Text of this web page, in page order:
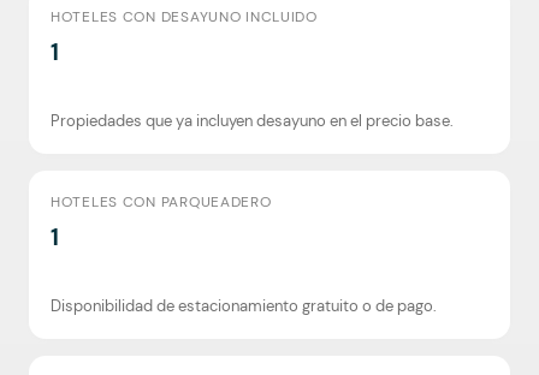
HOTELES CON DESAYUNO INCLUIDO
1
Propiedades que ya incluyen desayuno en el precio base.
HOTELES CON PARQUEADERO
1
Disponibilidad de estacionamiento gratuito o de pago.